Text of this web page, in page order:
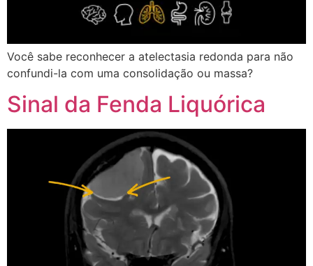
Você sabe reconhecer a atelectasia redonda para não
confundi-la com uma consolidação ou massa?
Sinal da Fenda Liquórica